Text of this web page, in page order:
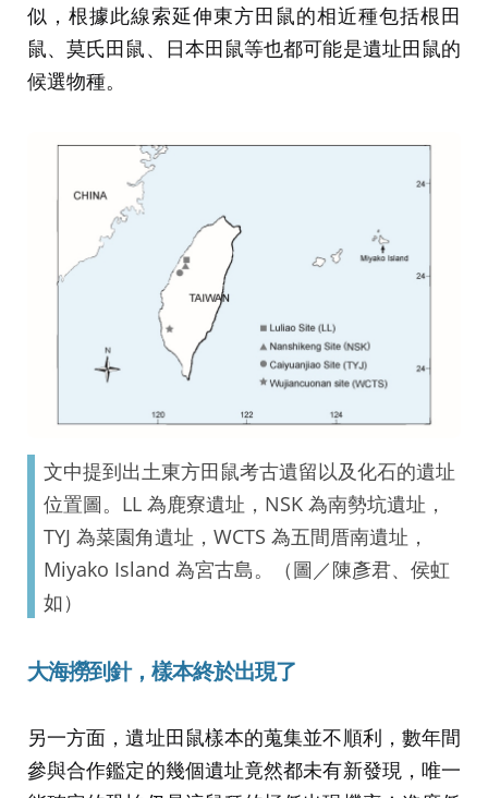
似，根據此線索延伸東方田鼠的相近種包括根田
鼠、莫氏田鼠、日本田鼠等也都可能是遺址田鼠的
候選物種。
文中提到出土東方田鼠考古遺留以及化石的遺址
位置圖。LL 為鹿寮遺址，NSK 為南勢坑遺址，
TYJ 為菜園角遺址，WCTS 為五間厝南遺址，
Miyako Island 為宮古島。（圖／陳彥君、侯虹
如）
大海撈到針，樣本終於出現了
另一方面，遺址田鼠樣本的蒐集並不順利，數年間
參與合作鑑定的幾個遺址竟然都未有新發現，唯一